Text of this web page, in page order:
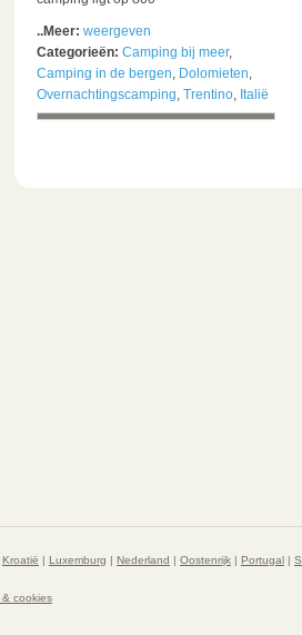
..Meer: weergeven
Categorieën: Camping bij meer,
Camping in de bergen, Dolomieten,
Overnachtingscamping, Trentino, Italië
Kroatië | Luxemburg | Nederland | Oostenrijk | Portugal |
& cookies